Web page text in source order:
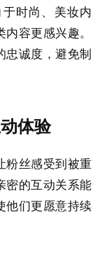
时尚、美妆内
容更感兴趣。
忠诚度，避免制
体验
粉丝感受到被重
密的互动关系能
他们更愿意持续